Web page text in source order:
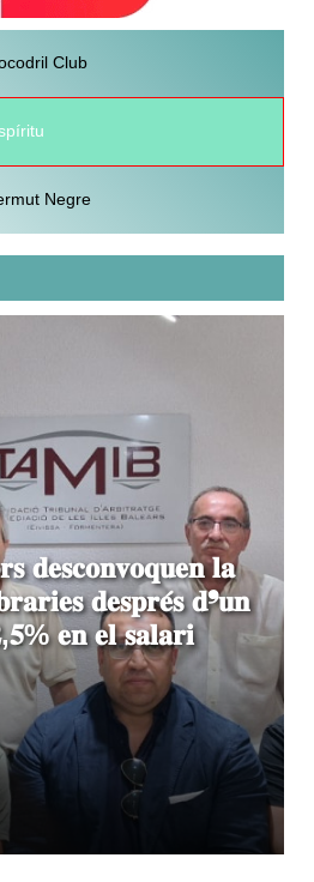
Club
Negre
una pastera
dies a la
Mallorca